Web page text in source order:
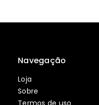
Navegação
Loja
Sobre